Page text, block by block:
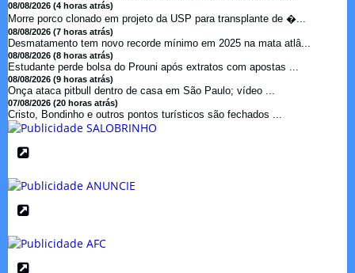
08/08/2026 (4 horas atrás)
Morre porco clonado em projeto da USP para transplante de �...
08/08/2026 (7 horas atrás)
Desmatamento tem novo recorde mínimo em 2025 na mata atlâ...
08/08/2026 (8 horas atrás)
Estudante perde bolsa do Prouni após extratos com apostas ...
08/08/2026 (9 horas atrás)
Onça ataca pitbull dentro de casa em São Paulo; vídeo ...
07/08/2026 (20 horas atrás)
Cristo, Bondinho e outros pontos turísticos são fechados ...